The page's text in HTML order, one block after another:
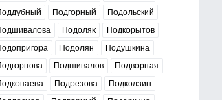
Подгорный
Подольский
Подоляк
Подкорытов
Подолян
Подушкина
Подшивалов
Подворная
Подрезова
Подколзин